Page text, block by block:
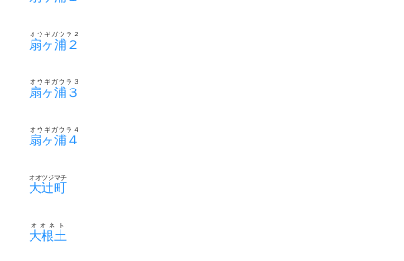
扇ヶ浦２
オウギガウラ２
扇ヶ浦３
オウギガウラ３
扇ヶ浦４
オウギガウラ４
大辻町
オオツジマチ
大根土
オオネト